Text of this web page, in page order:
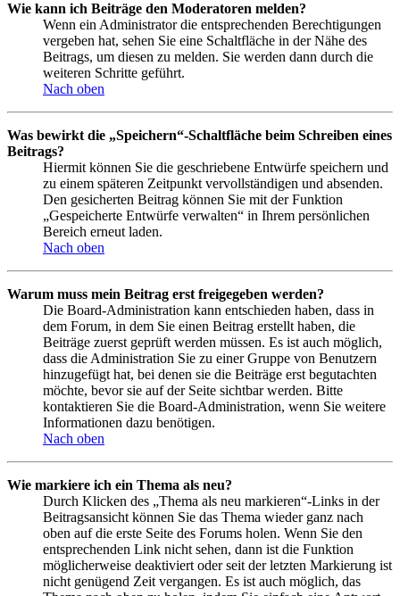
Wie kann ich Beiträge den Moderatoren melden?
Wenn ein Administrator die entsprechenden Berechtigungen
vergeben hat, sehen Sie eine Schaltfläche in der Nähe des
Beitrags, um diesen zu melden. Sie werden dann durch die
weiteren Schritte geführt.
Nach oben
Was bewirkt die „Speichern“-Schaltfläche beim Schreiben eines
Beitrags?
Hiermit können Sie die geschriebene Entwürfe speichern und
zu einem späteren Zeitpunkt vervollständigen und absenden.
Den gesicherten Beitrag können Sie mit der Funktion
„Gespeicherte Entwürfe verwalten“ in Ihrem persönlichen
Bereich erneut laden.
Nach oben
Warum muss mein Beitrag erst freigegeben werden?
Die Board-Administration kann entschieden haben, dass in
dem Forum, in dem Sie einen Beitrag erstellt haben, die
Beiträge zuerst geprüft werden müssen. Es ist auch möglich,
dass die Administration Sie zu einer Gruppe von Benutzern
hinzugefügt hat, bei denen sie die Beiträge erst begutachten
möchte, bevor sie auf der Seite sichtbar werden. Bitte
kontaktieren Sie die Board-Administration, wenn Sie weitere
Informationen dazu benötigen.
Nach oben
Wie markiere ich ein Thema als neu?
Durch Klicken des „Thema als neu markieren“-Links in der
Beitragsansicht können Sie das Thema wieder ganz nach
oben auf die erste Seite des Forums holen. Wenn Sie den
entsprechenden Link nicht sehen, dann ist die Funktion
möglicherweise deaktiviert oder seit der letzten Markierung ist
nicht genügend Zeit vergangen. Es ist auch möglich, das